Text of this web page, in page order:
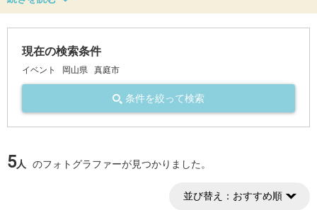
現在の検索条件
イベント 岡山県 真庭市
条件を絞って検索
5人 のフォトグラファーが見つかりました。
並び替え： おすすめ順